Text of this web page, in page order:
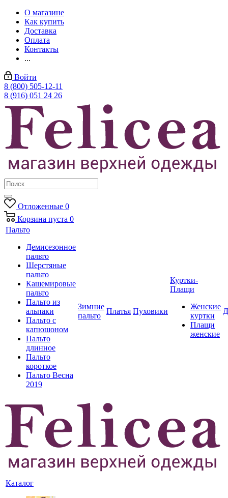
О магазине
Как купить
Доставка
Оплата
Контакты
...
Войти
8 (800) 505-12-11
8 (916) 051 24 26
Отложенные 0
Корзина пуста 0
Пальто
Демисезонное
пальто
Шерстяные
пальто
Кашемировые
пальто
Пальто из
альпаки
Пальто с
капюшоном
Пальто
длинное
Пальто
короткое
Пальто Весна
2019
Зимние
пальто
Платья Пуховики
Куртки-
Плащи
Женские
куртки
Плащи
женские
Каталог